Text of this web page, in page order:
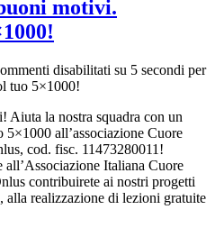
motivi.
disabilitati su 5 secondi per
tuo 5×1000!
Aiuta la nostra squadra con un
all’associazione Cuore
cod. fisc. 11473280011!
Italiana Cuore
contribuirete ai nostri progetti
realizzazione di lezioni gratuite